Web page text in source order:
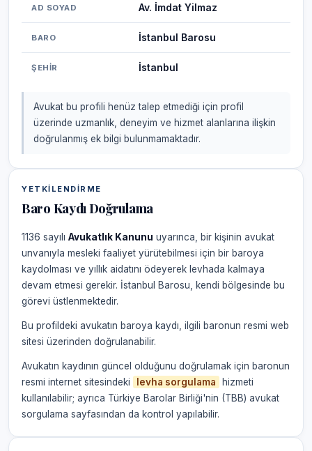
AD SOYAD Av. İmdat Yilmaz
BARO İstanbul Barosu
ŞEHIR İstanbul
Avukat bu profili henüz talep etmediği için profil
üzerinde uzmanlık, deneyim ve hizmet alanlarına ilişkin
doğrulanmış ek bilgi bulunmamaktadır.
YETKILENDIRME
Baro Kaydı Doğrulama
1136 sayılı Avukatlık Kanunu uyarınca, bir kişinin avukat
unvanıyla mesleki faaliyet yürütebilmesi için bir baroya
kaydolması ve yıllık aidatını ödeyerek levhada kalmaya
devam etmesi gerekir. İstanbul Barosu, kendi bölgesinde bu
görevi üstlenmektedir.
Bu profildeki avukatın baroya kaydı, ilgili baronun resmi web
sitesi üzerinden doğrulanabilir.
Avukatın kaydının güncel olduğunu doğrulamak için baronun
resmi internet sitesindeki
levha sorgulama
hizmeti
kullanılabilir; ayrıca Türkiye Barolar Birliği'nin (TBB) avukat
sorgulama sayfasından da kontrol yapılabilir.